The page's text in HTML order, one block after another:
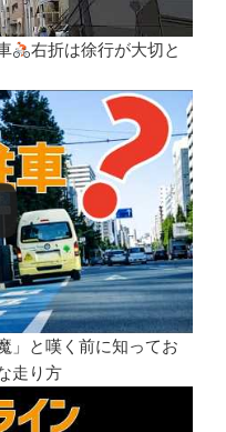
右折は徐行が大切と
」と嘆く前に知ってお
走り方